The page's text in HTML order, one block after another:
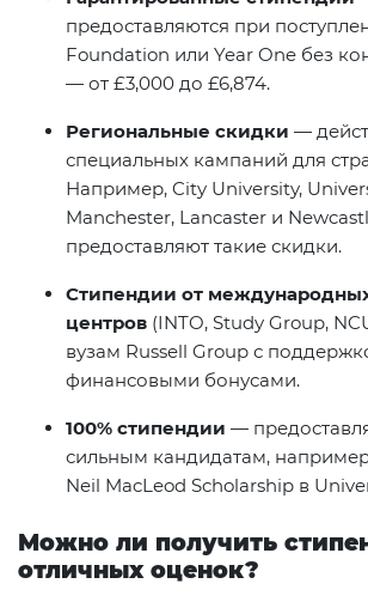
предоставляются при
Foundation или Year One без
— от £3,000 до £6,874.
Региональные скидки —
специальных кампаний для
Например, City University,
Manchester, Lancaster и
предоставляют такие скидки.
Стипендии от
центров (INTO, Study Group,
вузам Russell Group с
финансовыми бонусами.
100% стипендии —
сильным кандидатам,
Neil MacLeod Scholarship в
Можно ли получить
отличных оценок?